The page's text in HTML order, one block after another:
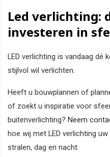
Led verlichting:
investeren in
LED verlichting is vandaag dé
stijlvol wil verlichten.
Heeft u bouwplannen of
of zoekt u inspiratie voor
buitenverlichting? Neem
hoe wij met LED verlichting
stralen, dag en nacht.